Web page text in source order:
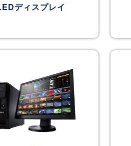
ディスプレイ